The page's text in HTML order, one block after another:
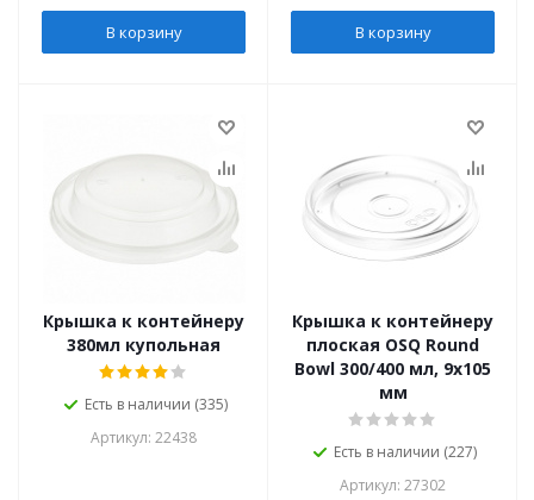
В корзину В корзину
Крышка к контейнеру
380мл купольная
Есть в наличии (335)
Артикул: 22438
Крышка к контейнеру
плоская OSQ Round
Bowl 300/400 мл, 9x105
мм
Есть в наличии (227)
Артикул: 27302